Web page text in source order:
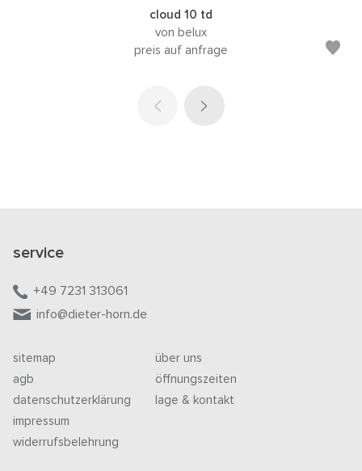
cloud 10 td
von belux
preis auf anfrage
service
+49 7231 313061
info@dieter-horn.de
sitemap
agb
datenschutzerklärung
impressum
widerrufsbelehrung
über uns
öffnungszeiten
lage & kontakt